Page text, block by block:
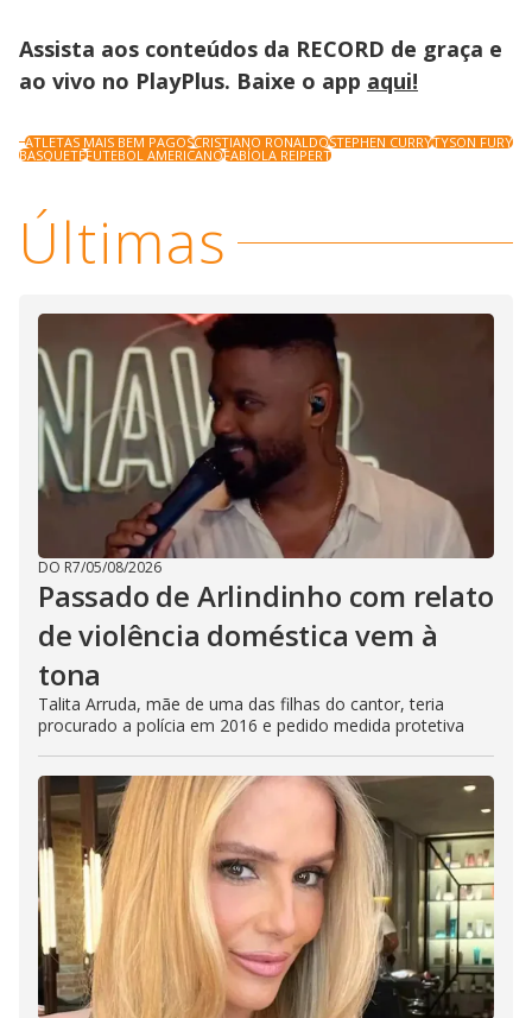
Assista aos conteúdos da RECORD de graça e
ao vivo no PlayPlus. Baixe o app aqui!
ATLETAS MAIS BEM PAGOSCRISTIANO RONALDOSTEPHEN CURRYTYSON FURY
BASQUETEFUTEBOL AMERICANOFABÍOLA REIPERT
Últimas
DO R7/05/08/2026
Passado de Arlindinho com relato
de violência doméstica vem à
tona
Talita Arruda, mãe de uma das filhas do cantor, teria
procurado a polícia em 2016 e pedido medida protetiva